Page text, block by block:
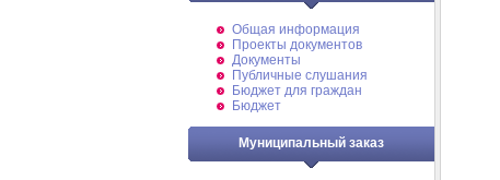
Общая информация
Проекты документов
Документы
Публичные слушания
Бюджет для граждан
Бюджет
Муниципальный заказ